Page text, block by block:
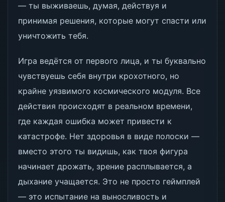
— ты выживаешь, думая, действуя и
принимая решения, которые могут спасти или
уничтожить тебя.
Игра ведётся от первого лица, и ты буквально
чувствуешь себя внутри крохотного, но
крайне уязвимого космического модуля. Все
действия происходят в реальном времени,
где каждая ошибка может привести к
катастрофе. Нет здоровья в виде полоски —
вместо этого ты видишь, как твоя фигура
начинает дрожать, зрение расплывается, а
дыхание учащается. Это не просто геймплей
— это испытание на выносливость и